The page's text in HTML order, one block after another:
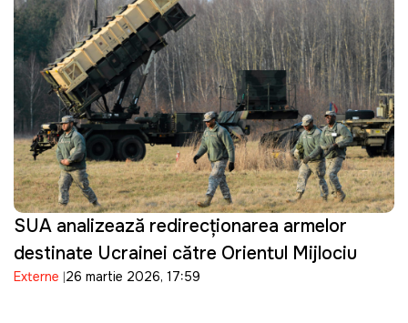
SUA analizează redirecționarea armelor
destinate Ucrainei către Orientul Mijlociu
Externe 26 martie 2026, 17:59